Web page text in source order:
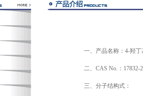
一、产品名称：4-羟丁
二、CAS No.：17832-
三、分子结构式：